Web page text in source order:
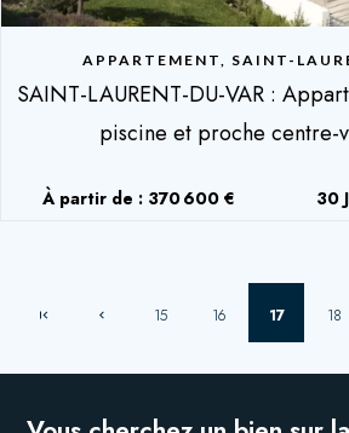
APPARTEMENT, SAINT-
SAINT-LAURENT-DU-VAR :
piscine et proche centre-
À partir de : 370 600 € 30
15 16 17 18